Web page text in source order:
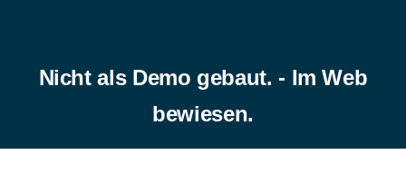
Nicht als Demo gebaut. - Im Web
bewiesen.